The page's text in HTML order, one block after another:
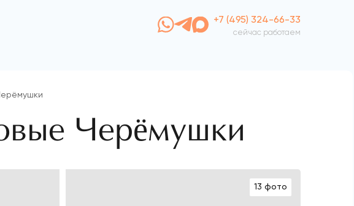
+7 (495) 324-66-33
сейчас работаем
Черёмушки
13 фото